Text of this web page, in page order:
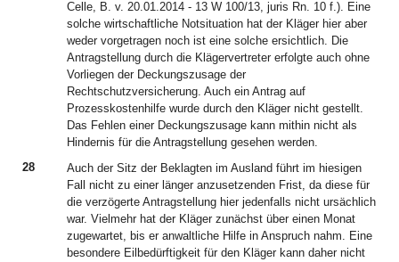
Celle, B. v. 20.01.2014 - 13 W 100/13, juris Rn. 10 f.). Eine
solche wirtschaftliche Notsituation hat der Kläger hier aber
weder vorgetragen noch ist eine solche ersichtlich. Die
Antragstellung durch die Klägervertreter erfolgte auch ohne
Vorliegen der Deckungszusage der
Rechtschutzversicherung. Auch ein Antrag auf
Prozesskostenhilfe wurde durch den Kläger nicht gestellt.
Das Fehlen einer Deckungszusage kann mithin nicht als
Hindernis für die Antragstellung gesehen werden.
28
Auch der Sitz der Beklagten im Ausland führt im hiesigen
Fall nicht zu einer länger anzusetzenden Frist, da diese für
die verzögerte Antragstellung hier jedenfalls nicht ursächlich
war. Vielmehr hat der Kläger zunächst über einen Monat
zugewartet, bis er anwaltliche Hilfe in Anspruch nahm. Eine
besondere Eilbedürftigkeit für den Kläger kann daher nicht